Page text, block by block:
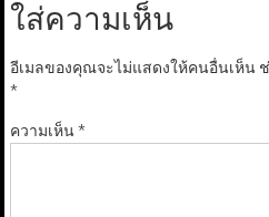
ใส่ความเห็น
อีเมลของคุณจะไม่แสดงให้คนอื่นเห็น
*
ความเห็น*